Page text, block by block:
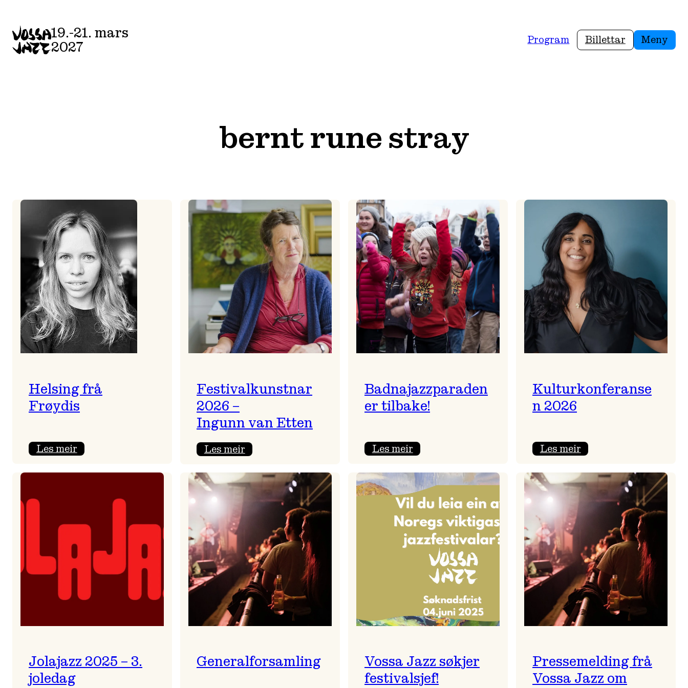
content
19.-21. mars
2027
Program Billettar Meny
bernt rune stray
Helsing frå
Frøydis
Les meir:
frå
Festivalkunstnar
2026 –
Ingunn van Etten
Les meir:
2026
–
Ingunn van Etten
Badnajazzparaden
er tilbake!
Les meir:
er
tilbake!
Kulturkonferanse
n 2026
Les meir:
2026
Jolajazz 2025 – 3.
joledag
Generalforsamling
Vossa Jazz søkjer
festivalsjef!
Pressemelding frå
Vossa Jazz om